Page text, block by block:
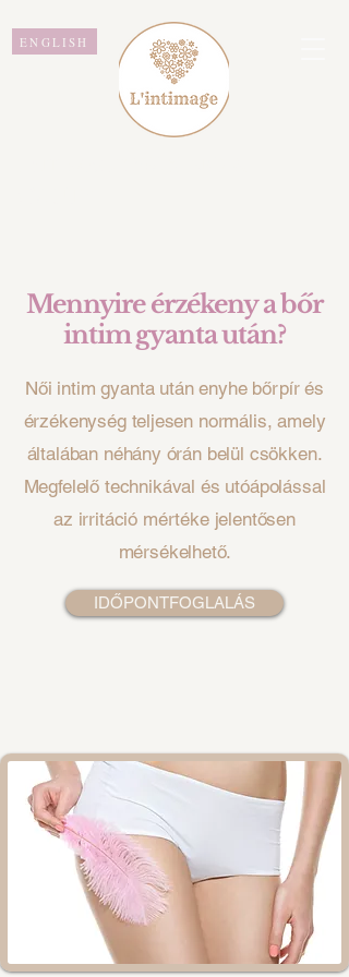
ENGLISH
Mennyire érzékeny a bőr
intim gyanta után?
Női intim gyanta után enyhe bőrpír és
érzékenység teljesen normális, amely
általában néhány órán belül csökken.
Megfelelő technikával és utóápolással
az irritáció mértéke jelentősen
mérsékelhető.
IDŐPONTFOGLALÁS